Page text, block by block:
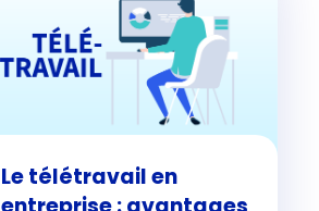
Le télétravail en